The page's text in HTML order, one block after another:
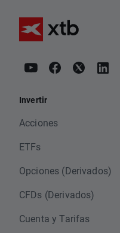
Invertir
Acciones
ETFs
Opciones (Derivados)
CFDs (Derivados)
Cuenta y Tarifas